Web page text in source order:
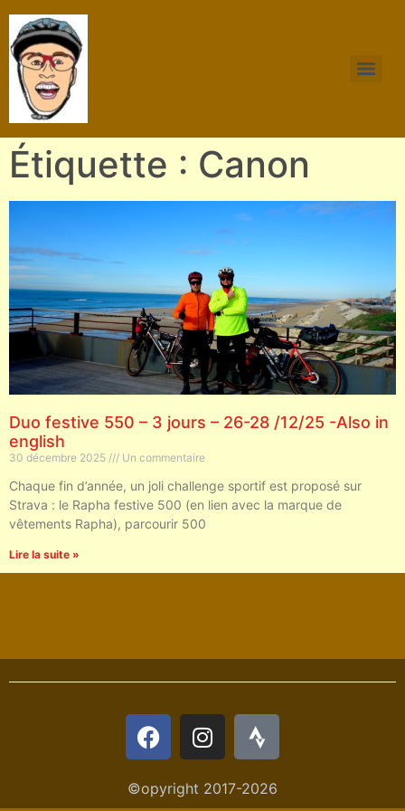
Étiquette : Canon
Duo festive 550 – 3 jours – 26-28 /12/25 -Also in
english
30 décembre 2025 Un commentaire
Chaque fin d’année, un joli challenge sportif est proposé sur
Strava : le Rapha festive 500 (en lien avec la marque de
vêtements Rapha), parcourir 500
Lire la suite »
©opyright 2017-2026